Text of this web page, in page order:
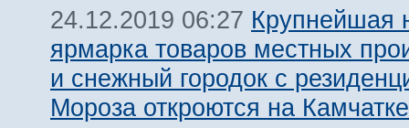
24.12.2019 06:27 Крупнейшая
ярмарка товаров местных
и снежный городок с
Мороза откроются на Камчатке